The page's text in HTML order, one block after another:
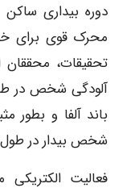
دوره بیداری
محرک قوی برای
تحقیقات، محققان
آلودگی شخص در
شخص بیدار در طول